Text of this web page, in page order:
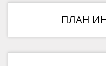
ПЛАН